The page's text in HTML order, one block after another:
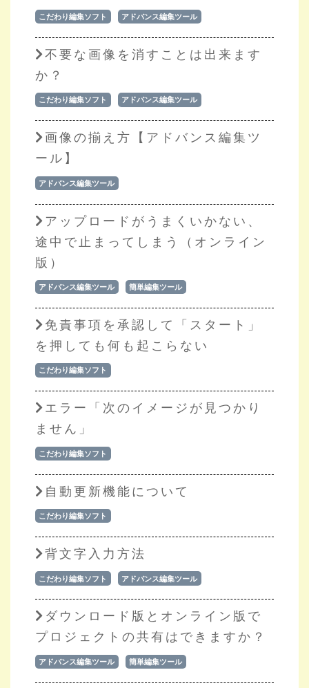
こだわり編集ソフト アドバンス編集ツール
不要な画像を消すことは出来ます
か？
こだわり編集ソフト アドバンス編集ツール
画像の揃え方【アドバンス編集ツ
ール】
アドバンス編集ツール
アップロードがうまくいかない、
途中で止まってしまう（オンライン
版）
アドバンス編集ツール 簡単編集ツール
免責事項を承認して「スタート」
を押しても何も起こらない
こだわり編集ソフト
エラー「次のイメージが見つかり
ません」
こだわり編集ソフト
自動更新機能について
こだわり編集ソフト
背文字入力方法
こだわり編集ソフト アドバンス編集ツール
ダウンロード版とオンライン版で
プロジェクトの共有はできますか？
アドバンス編集ツール 簡単編集ツール